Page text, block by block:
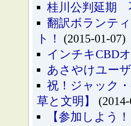
桂川公判延期
翻訳ボランテ
ト！
(2015-01-07)
インチキCBD
あさやけユー
祝！ジャック
草と文明】
【参加しよう